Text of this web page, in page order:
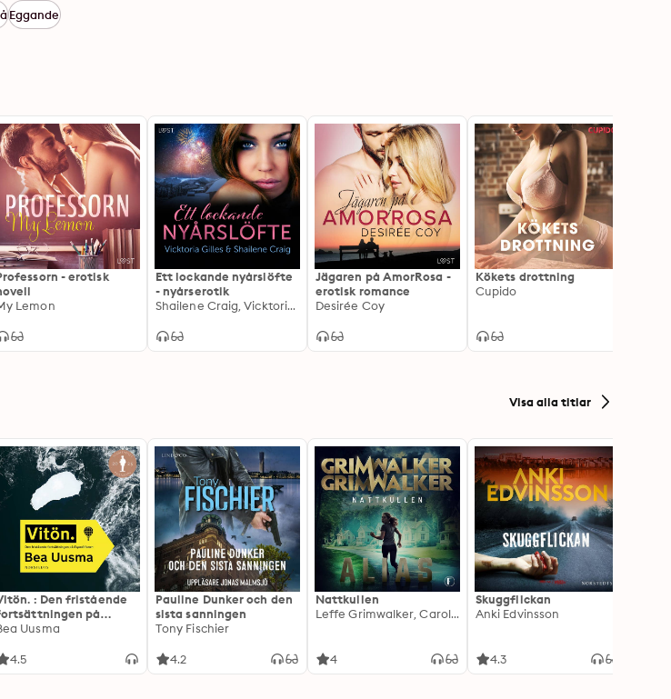
Eggande
- erotisk
Lemon
Ett lockande nyårslöfte
- nyårserotik
Shailene Craig, Vicktoria Gilles
Jägaren på AmorRosa -
erotisk romance
Desirée Coy
Kökets drottning
Cupido
Visa alla titlar
: Den fristående
på
Uusma
4.5
Pauline Dunker och den
sista sanningen
Tony Fischier
4.2
Nattkullen
Leffe Grimwalker, Caroline Grimwalker
4
Skuggflickan
Anki Edvinsson
4.3